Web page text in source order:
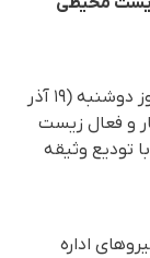
برپایە گزارش سازمان حقوق بشری هەنگاو، روز دوشنبە (١٩ آذر
و فعال زیست
تودیع وثیقە
ادارە